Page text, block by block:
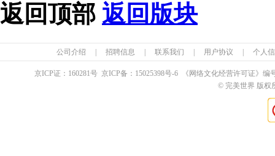
返回顶部 返回版块
公司介绍 招聘信息 联系我们 用户协议 个人
京ICP证： 160281号 京ICP备： 15025398号-6 《网络文化经营许可证》编
© 完美世界 版权